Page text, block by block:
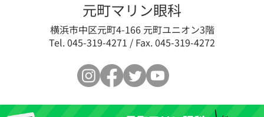
眼瞼下垂の新たな選択肢「ア
ップニーク®ミニ点眼液
0.1%」取扱い開始のお知らせ
元町マリン眼科
横浜市中区元町4-166 元町ユニオン3階
Tel. 045-319-4271 / Fax. 045-319-4272